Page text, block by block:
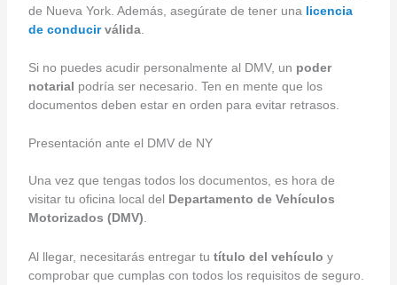
de Nueva York. Además, asegúrate de tener una licencia
de conducirválida.
Si no puedes acudir personalmente al DMV, un poder
notarial podría ser necesario. Ten en mente que los
documentos deben estar en orden para evitar retrasos.
Presentación ante el DMV de NY
Una vez que tengas todos los documentos, es hora de
visitar tu oficina local del Departamento de Vehículos
Motorizados (DMV).
Al llegar, necesitarás entregar tu título del vehículo y
comprobar que cumplas con todos los requisitos de seguro.